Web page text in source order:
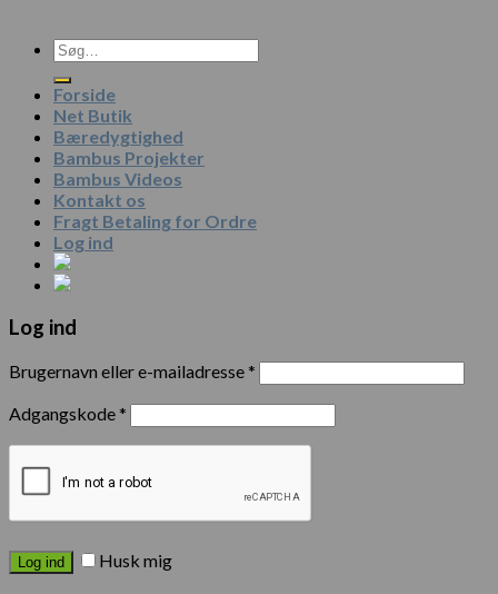
Forside
Net Butik
Bæredygtighed
Bambus Projekter
Bambus Videos
Kontakt os
Fragt Betaling for Ordre
Log ind
Log ind
Brugernavn eller e-mailadresse*
Adgangskode*
Log ind
Husk mig